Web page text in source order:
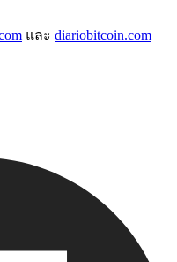
และ diariobitcoin.com